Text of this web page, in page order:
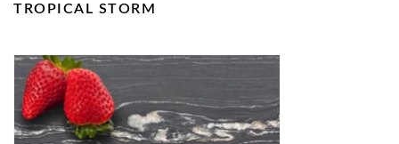
TROPICAL STORM